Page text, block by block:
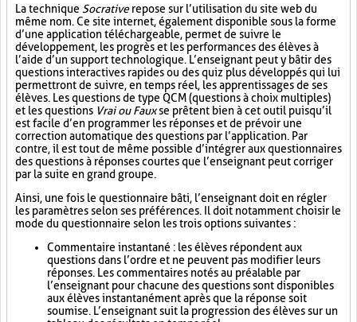
La technique Socrativerepose sur l’utilisation du site web du
même nom. Ce site internet, également disponible sous la forme
d’une application téléchargeable, permet de suivre le
développement, les progrès et les performances des élèves à
l’aide d’un support technologique. L’enseignant peut y bâtir des
questions interactives rapides ou des quiz plus développés qui lui
permettront de suivre, en temps réel, les apprentissages de ses
élèves. Les questions de type QCM (questions à choix multiples)
et les questions Vrai ou Fauxse prêtent bien à cet outil puisqu’il
est facile d’en programmer les réponses et de prévoir une
correction automatique des questions par l’application. Par
contre, il est tout de même possible d’intégrer aux questionnaires
des questions à réponses courtes que l’enseignant peut corriger
par la suite en grand groupe.
Ainsi, une fois le questionnaire bâti, l’enseignant doit en régler
les paramètres selon ses préférences. Il doit notamment choisir le
mode du questionnaire selon les trois options suivantes :
Commentaire instantané : les élèves répondent aux
questions dans l’ordre et ne peuvent pas modifier leurs
réponses. Les commentaires notés au préalable par
l’enseignant pour chacune des questions sont disponibles
aux élèves instantanément après que la réponse soit
soumise. L’enseignant suit la progression des élèves sur un